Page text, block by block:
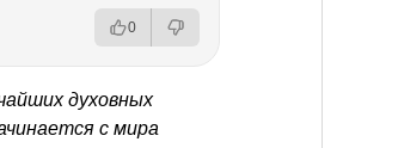
0
духовных
с мира